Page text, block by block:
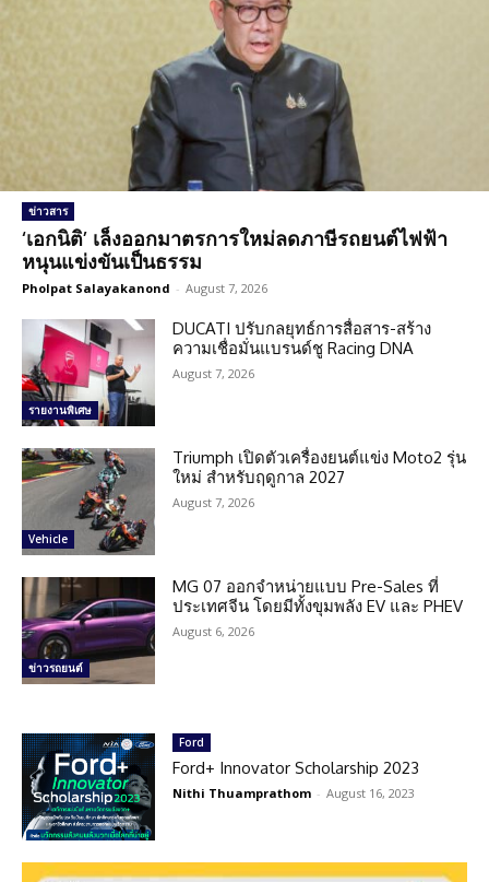
ข่าวสาร
‘เอกนิติ’ เล็งออกมาตรการใหม่ลดภาษีรถยนต์ไฟฟ้า
หนุนแข่งขันเป็นธรรม
Pholpat Salayakanond - August 7, 2026
รายงานพิเศษ
DUCATI ปรับกลยุทธ์การสื่อสาร-สร้าง
ความเชื่อมั่นแบรนด์ชู Racing DNA
August 7, 2026
Vehicle
Triumph เปิดตัวเครื่องยนต์แข่ง Moto2 รุ่น
ใหม่ สำหรับฤดูกาล 2027
August 7, 2026
ข่าวรถยนต์
MG 07 ออกจำหน่ายแบบ Pre-Sales ที่
ประเทศจีน โดยมีทั้งขุมพลัง EV และ PHEV
August 6, 2026
Ford
Ford+ Innovator Scholarship 2023
Nithi Thuamprathom - August 16, 2023